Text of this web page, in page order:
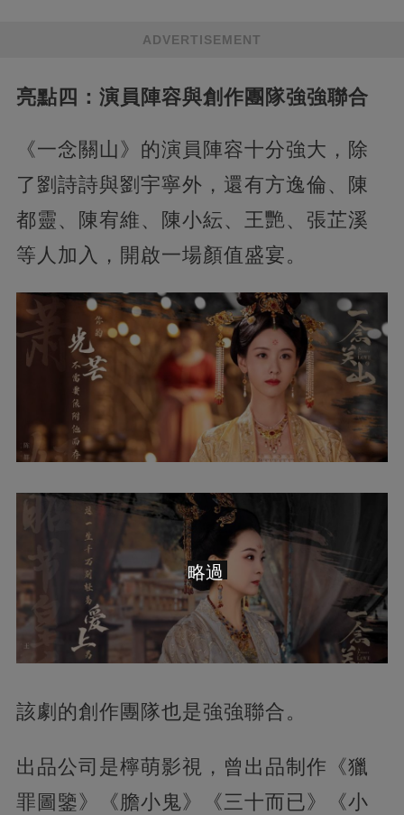
ADVERTISEMENT
亮點四：演員陣容與創作團隊強強聯合
《一念關山》的演員陣容十分強大，除
了劉詩詩與劉宇寧外，還有方逸倫、陳
都靈、陳宥維、陳小紜、王艷、張芷溪
等人加入，開啟一場顏值盛宴。
該劇的創作團隊也是強強聯合。
出品公司是檸萌影視，曾出品制作《獵
罪圖鑒》《膽小鬼》《三十而已》《小
略過